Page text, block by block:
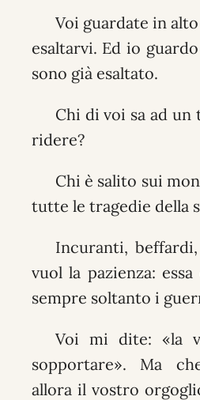
Voi guardate in
esaltarvi. Ed io
sono già esaltato.
Chi di voi sa ad un
ridere?
Chi è salito sui
tutte le tragedie della
Incuranti,
vuol la pazienza:
sempre soltanto i
Voi mi dite: «la
sopportare». Ma
allora il vostro